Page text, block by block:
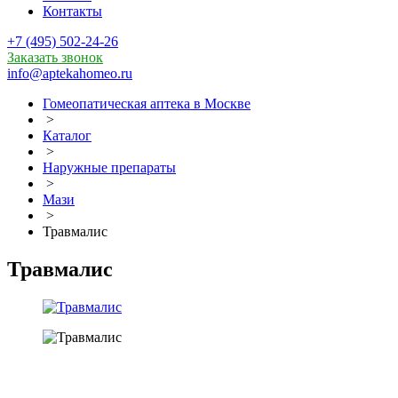
Контакты
+7 (495) 502-24-26
Заказать звонок
info@aptekahomeo.ru
Гомеопатическая аптека в Москве
>
Каталог
>
Наружные препараты
>
Мази
>
Травмалис
Травмалис